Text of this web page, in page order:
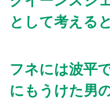
として考える
フネには波平
にもうけた男